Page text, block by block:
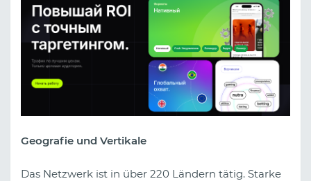
Geografie und Vertikale
Das Netzwerk ist in über 220 Ländern tätig. Starke